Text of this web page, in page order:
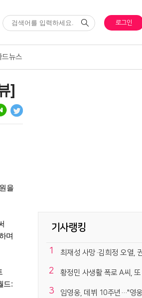
로그인
드뉴스
]
을
며
드:
기사랭킹
1 최재성 사망·김희정 오열,
2 황정민 사생활 폭로 A씨,
3 임영웅, 데뷔 10주년…"영